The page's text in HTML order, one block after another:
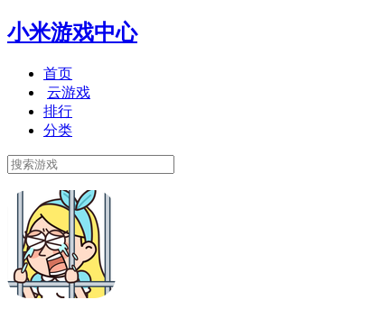
小米游戏中心
首页
云游戏
排行
分类